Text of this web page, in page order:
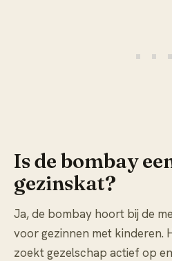
Is de bombay
gezinskat?
Ja, de bombay hoort bij de
voor gezinnen met kinderen.
zoekt gezelschap actief op